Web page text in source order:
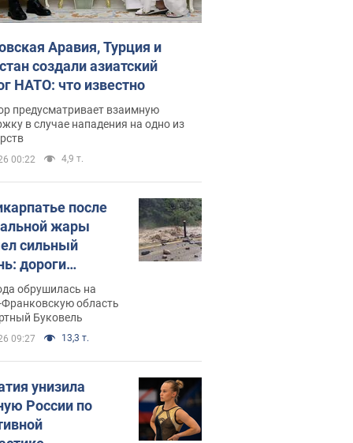
Аравия, Турция и
создали азиатский
НАТО: что известно
предусматривает взаимную
в случае нападения на одно из
00:22 4,9 т.
после
жары
сильный
дороги
в реки.
обрушилась на
область
Буковель
09:27 13,3 т.
унизила
России по